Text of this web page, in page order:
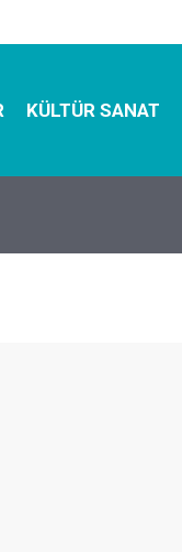
KÜLTÜR SANAT
Çevre Dostu Ambalaj